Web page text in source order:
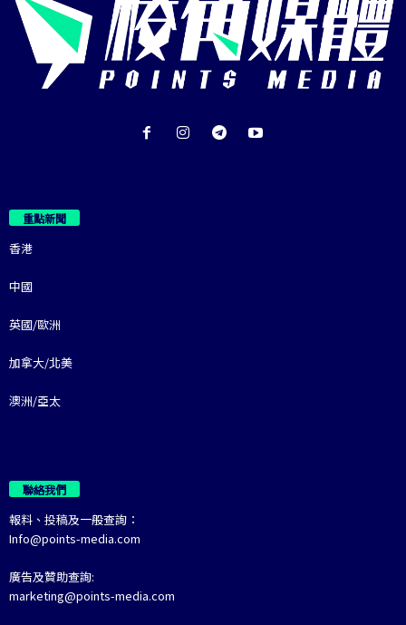
重點新聞
香港
中國
英國/歐洲
加拿大/北美
澳洲/亞太
聯絡我們
報料、投稿及一般查詢：
Info@points-media.com
廣告及贊助查詢:
marketing@points-media.com